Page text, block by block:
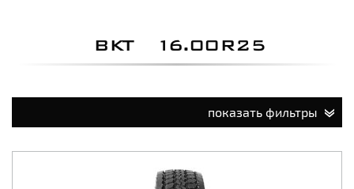
BKT 16.00R25
показать фильтры